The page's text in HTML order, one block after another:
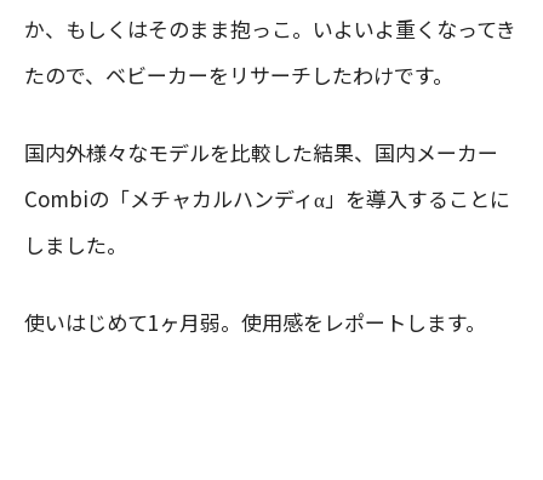
か、もしくはそのまま抱っこ。いよいよ重くなってき
たので、ベビーカーをリサーチしたわけです。
国内外様々なモデルを比較した結果、国内メーカー
Combiの「メチャカルハンディα」を導入することに
しました。
使いはじめて1ヶ月弱。使用感をレポートします。